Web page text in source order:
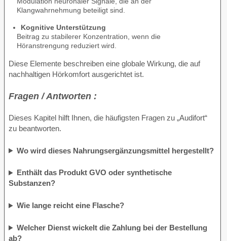
Klangwahrnehmung beteiligt sind.
Kognitive Unterstützung
Beitrag zu stabilerer Konzentration, wenn die
Höranstrengung reduziert wird.
Diese Elemente beschreiben eine globale Wirkung, die auf
nachhaltigen Hörkomfort ausgerichtet ist.
Fragen / Antworten :
Dieses Kapitel hilft Ihnen, die häufigsten Fragen zu „Audifort“
zu beantworten.
Wo wird dieses Nahrungsergänzungsmittel hergestellt?
Enthält das Produkt GVO oder synthetische
Substanzen?
Wie lange reicht eine Flasche?
Welcher Dienst wickelt die Zahlung bei der Bestellung
ab?